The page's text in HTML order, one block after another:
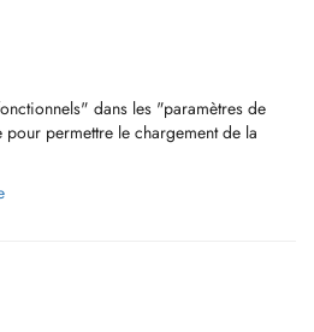
dans les "paramètres de
permettre le chargement de la